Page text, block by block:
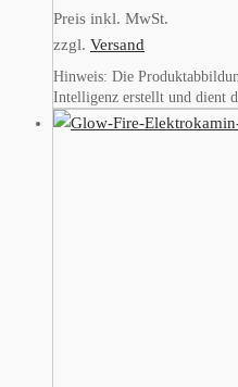
Preis inkl. MwSt.
zzgl. Versand
Hinweis: Die
Intelligenz erstellt und dient